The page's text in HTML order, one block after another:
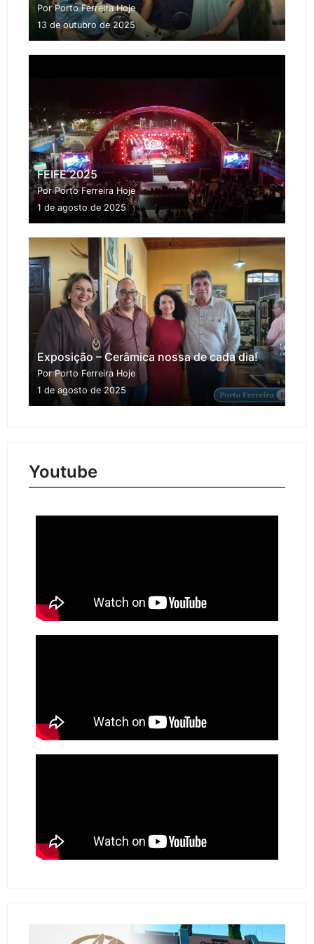
Por Porto Ferreira Hoje
13 de outubro de 2025
FEIFE 2025
Por Porto Ferreira Hoje
1 de agosto de 2025
Exposição – Cerâmica nossa de cada dia!
Por Porto Ferreira Hoje
1 de agosto de 2025
Youtube